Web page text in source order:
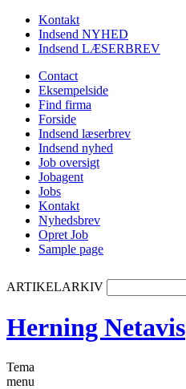
Kontakt
Indsend NYHED
Indsend LÆSERBREV
Contact
Eksempelside
Find firma
Forside
Indsend læserbrev
Indsend nyhed
Job oversigt
Jobagent
Jobs
Kontakt
Nyhedsbrev
Opret Job
Sample page
ARTIKELARKIV
Herning Netavis
Tema
menu